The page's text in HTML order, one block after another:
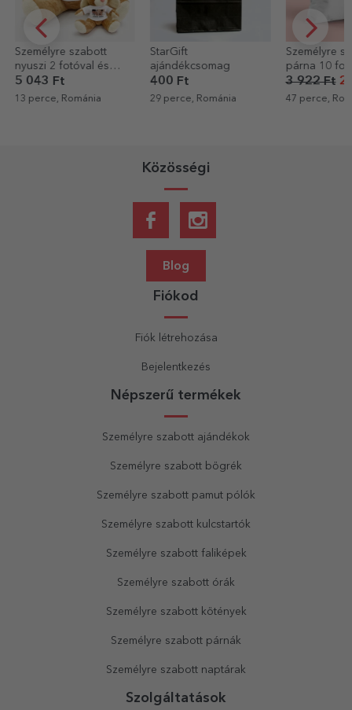
Személyre szabott
nyuszi 2 fotóval és
szöveggel
5 043 Ft
13 perce, Románia
StarGift
ajándékcsomag
400 Ft
29 perce, Románia
Személyre
párna 10
3 922 Ft2
47 perce,
Közösségi
Blog
Fiókod
Fiók létrehozása
Bejelentkezés
Népszerű termékek
Személyre szabott ajándékok
Személyre szabott bögrék
Személyre szabott pamut pólók
Személyre szabott kulcstartók
Személyre szabott faliképek
Személyre szabott órák
Személyre szabott kötények
Személyre szabott párnák
Személyre szabott naptárak
Szolgáltatások